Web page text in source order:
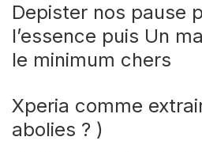
Depister nos pause
l’essence puis Un
le minimum chers
Xperia comme
abolies ? )